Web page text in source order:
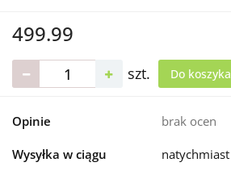
499.99
szt. Do koszyka
Opinie brak ocen
Wysyłka w ciągu natychmiast